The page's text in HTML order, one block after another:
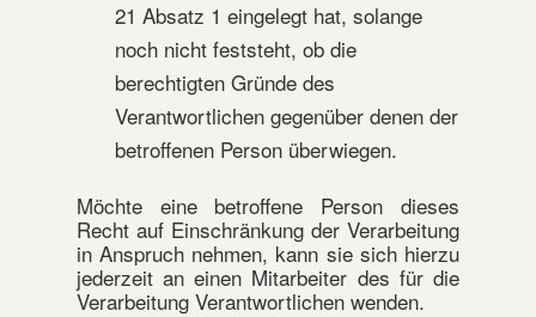
21 Absatz 1 eingelegt hat, solange
noch nicht feststeht, ob die
berechtigten Gründe des
Verantwortlichen gegenüber denen der
betroffenen Person überwiegen.
Möchte eine betroffene Person dieses
Recht auf Einschränkung der Verarbeitung
in Anspruch nehmen, kann sie sich hierzu
jederzeit an einen Mitarbeiter des für die
Verarbeitung Verantwortlichen wenden.